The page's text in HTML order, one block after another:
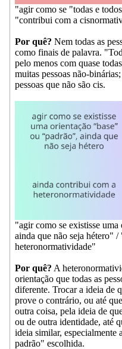
"agir como se "todas e
"contribui com a
Por quê? Nem todas as
como finais de palavra.
pelo menos com quase
muitas pessoas não-
pessoas que não são cis.
"agir como se existisse
ainda que não seja hétero"
heteronormatividade"
Por quê? A
orientação que todas as
diferente. Trocar a ideia de
prove o contrário, ou até
outra coisa, pela ideia de
ou de outra identidade, até
ideia similar, especialmente
padrão" escolhida.